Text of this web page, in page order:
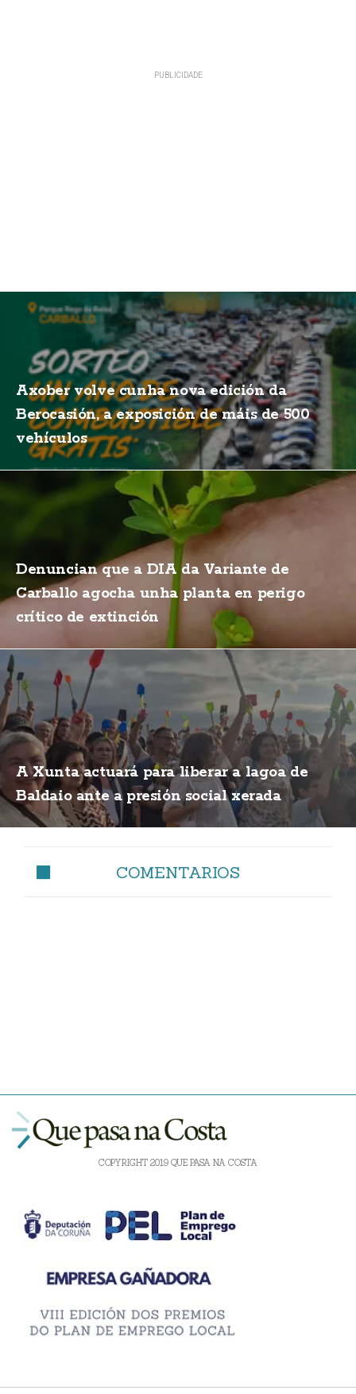
Axober volve cunha nova edición da
Berocasión, a exposición de máis de 500
vehículos
Denuncian que a DIA da Variante de
Carballo agocha unha planta en perigo
crítico de extinción
A Xunta actuará para liberar a lagoa de
Baldaio ante a presión social xerada
COMENTARIOS
COPYRIGHT 2019 QUE PASA NA COSTA